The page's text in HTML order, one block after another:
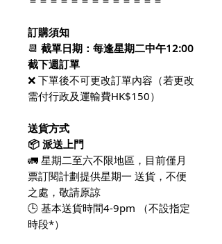
訂購須知
📆 截單日期： 每逢星期二中午12:00
截下週訂單
❌ 下單後不可更改訂單內容（若更改
需付行政及運輸費HK$150）
送貨方式
📦 派送上門
🚛 星期二至六不限地區，目前僅月
票訂閱計劃提供星期一 送貨，不便
之處，敬請原諒
🕒 基本送貨時間4-9pm （不設指定
時段*）